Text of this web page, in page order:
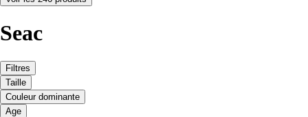
Seac
Filtres
Taille
Couleur dominante
Age